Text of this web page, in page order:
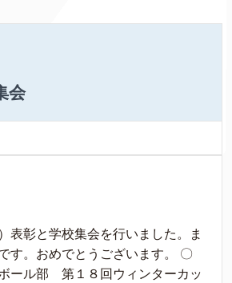
会
表彰と学校集会を行いました。ま
す。おめでとうございます。 〇
ール部 第１８回ウィンターカッ